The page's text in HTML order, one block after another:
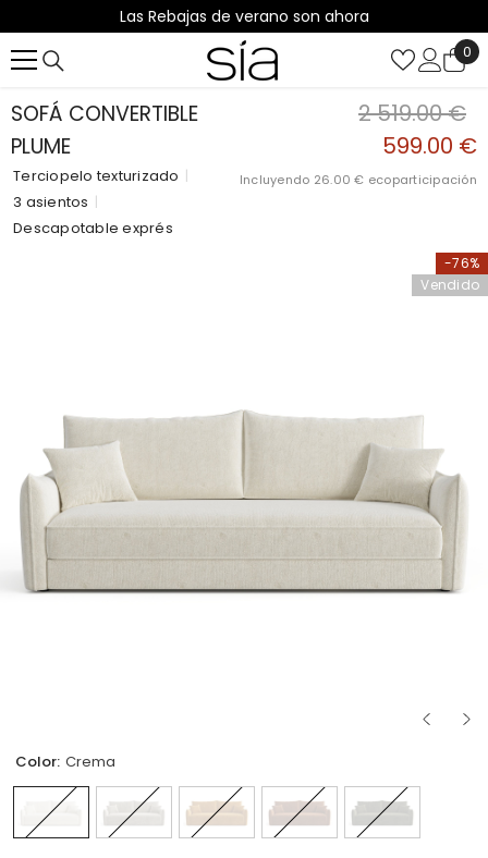
SALTAR AL CONTENIDO
Las Rebajas de verano son ahora
0
0
SOFÁ CONVERTIBLE
PLUME
Terciopelo texturizado |
3 asientos |
Descapotable exprés
2 519.00 €
599.00 €
Incluyendo 26.00 € ecoparticipación
-76%
Vendido
Color: Crema